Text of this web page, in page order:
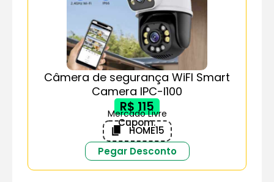
Câmera de segurança WiFI Smart
Camera IPC-I100
R$ 115
Mercado Livre
Cupom:
HOME15
Pegar Desconto